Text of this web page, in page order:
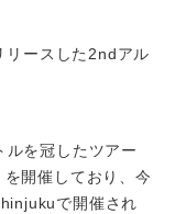
リースした2ndアル
を冠したツアー
開催しており、今
で開催され